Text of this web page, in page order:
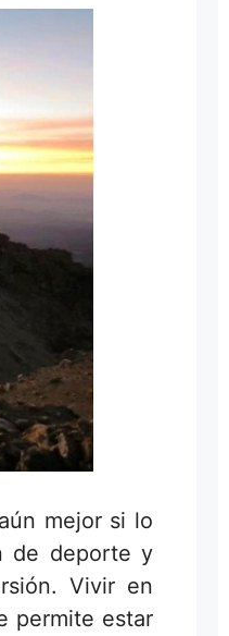
mejor si lo
de deporte y
Vivir en
permite estar